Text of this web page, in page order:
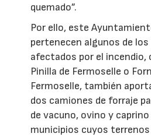
quemado”.
Por ello, este
pertenecen algunos de los
afectados por el incendio,
Pinilla de Fermoselle o
Fermoselle, también
dos camiones de forraje
de vacuno, ovino y
municipios cuyos